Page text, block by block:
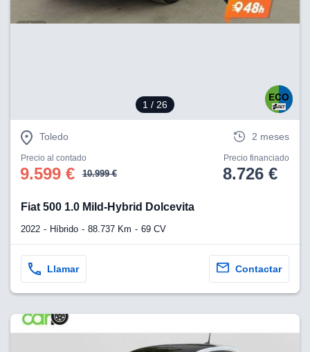
1 / 26
Toledo 2 meses
Precio al contado
9.599 € 10.999 €
Precio financiado
8.726 €
Fiat 500 1.0 Mild-Hybrid Dolcevita
2022 Híbrido 88.737 Km 69 CV
Llamar Contactar